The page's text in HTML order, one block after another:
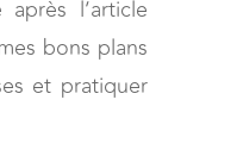
après l’article
bons plans
et pratiquer